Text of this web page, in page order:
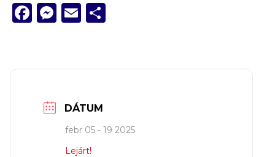
Facebook
Messenger
Email
DÁTUM
febr 05 - 19 2025
Lejárt!